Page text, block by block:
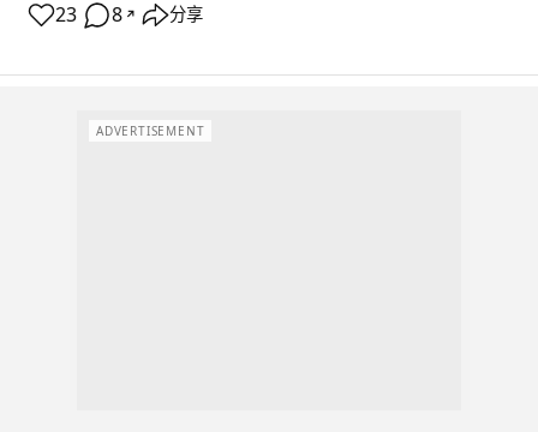
23 8 ↗ 分享
ADVERTISEMENT